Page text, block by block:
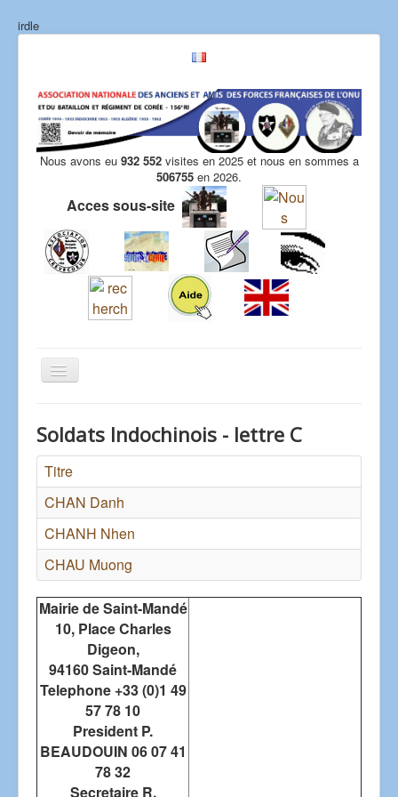
irdle
Nous avons eu 932 552visites en 2025 et nous en sommes a
506755 en 2026.
Acces sous-site
Soldats Indochinois - lettre C
Titre
CHAN Danh
CHANH Nhen
CHAU Muong
Mairie de Saint-Mandé
10, Place Charles
Digeon,
94160 Saint-Mandé
Telephone +33 (0)1 49
57 78 10
President P.
BEAUDOUIN 06 07 41
78 32
Secretaire R.